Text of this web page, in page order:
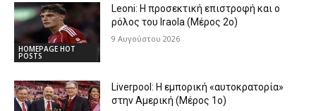
HOMEPAGE HOT
POSTS
Leoni: Η προσεκτική επιστροφή και ο
ρόλος του Iraola (Μέρος 2ο)
9 Αυγούστου 2026
Liverpool: Η εμπορική «αυτοκρατορία»
στην Αμερική (Μέρος 1ο)